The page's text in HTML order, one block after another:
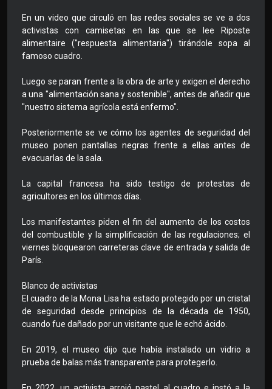
En un video que circuló en las redes sociales se ve a dos
activistas con camisetas en las que se lee Riposte
alimentaire ("respuesta alimentaria") tirándole sopa al
famoso cuadro.
Luego se paran frente a la obra de arte y exigen el derecho
a una "alimentación sana y sostenible", antes de añadir que
"nuestro sistema agrícola está enfermo".
Posteriormente se ve cómo los agentes de seguridad del
museo ponen pantallas negras frente a ellas antes de
evacuarlas de la sala.
La capital francesa ha sido testigo de protestas de
agricultores en los últimos días.
Los manifestantes piden el fin del aumento de los costos
del combustible y la simplificación de las regulaciones; el
viernes bloquearon carreteras clave de entrada y salida de
París.
Blanco de activistas
El cuadro de la Mona Lisa ha estado protegido por un cristal
de seguridad desde principios de la década de 1950,
cuando fue dañado por un visitante que le echó ácido.
En 2019, el museo dijo que había instalado un vidrio a
prueba de balas más transparente para protegerlo.